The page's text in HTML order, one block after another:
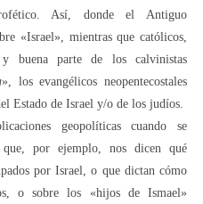
Así, donde el Antiguo
«Israel», mientras que católicos,
y buena parte de los calvinistas
», los evangélicos neopentecostales
Estado de Israel y/o de los judíos.
geopolíticas cuando se
que, por ejemplo, nos dicen qué
por Israel, o que dictan cómo
o sobre los «hijos de Ismael»